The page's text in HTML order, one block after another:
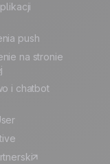
push
na stronie
i chatbot